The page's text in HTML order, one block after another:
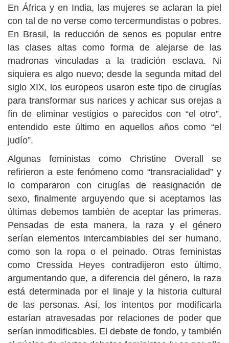
En África y en India, las mujeres se aclaran la piel
con tal de no verse como tercermundistas o pobres.
En Brasil, la reducción de senos es popular entre
las clases altas como forma de alejarse de las
madronas vinculadas a la tradición esclava. Ni
siquiera es algo nuevo; desde la segunda mitad del
siglo XIX, los europeos usaron este tipo de cirugías
para transformar sus narices y achicar sus orejas a
fin de eliminar vestigios o parecidos con “el otro”,
entendido este último en aquellos años como “el
judío”.
Algunas feministas como Christine Overall se
refirieron a este fenómeno como “transracialidad” y
lo compararon con cirugías de reasignación de
sexo, finalmente arguyendo que si aceptamos las
últimas debemos también de aceptar las primeras.
Pensadas de esta manera, la raza y el género
serían elementos intercambiables del ser humano,
como son la ropa o el peinado. Otras feministas
como Cressida Heyes contradijeron esto último,
argumentando que, a diferencia del género, la raza
está determinada por el linaje y la historia cultural
de las personas. Así, los intentos por modificarla
estarían atravesadas por relaciones de poder que
serían inmodificables. El debate de fondo, y también